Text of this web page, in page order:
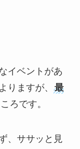
イベントがあ
りますが、 最
ろです。
、ササッと見